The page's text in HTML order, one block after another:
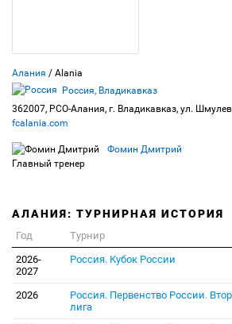
Алания / Alania
Россия, Владикавказ
362007, РСО-Алания, г. Владикавказ, ул.
fcalania.com
Фомин Дмитрий
Главный тренер
АЛАНИЯ: ТУРНИРНАЯ ИСТОРИЯ
Год Турнир
2026-
2027
Россия. Кубок России
2026
Россия. Первенство России.
лига